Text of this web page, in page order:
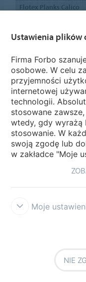
Flotex Planks Calico
Flotex Planks Ombré |
Montage
Flotex by Mac Stopa
Ustawienia plików
Firma Forbo
osobowe. W celu
przyjemności
internetowej
technologii.
stosowane
wtedy, gdy wyrażą
stosowanie. W
swoją zgodę lub
w zakładce "Moje
Moje
NIE